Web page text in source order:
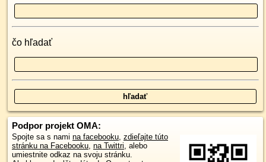
čo hľadať
Podpor projekt OMA:
Spojte sa s nami na facebooku, zdieľajte túto
stránku na Facebooku, na Twittri, alebo
umiestnite odkaz na svoju stránku.